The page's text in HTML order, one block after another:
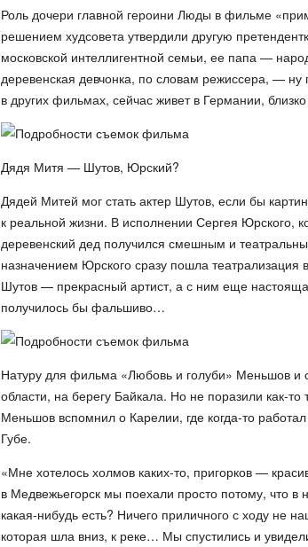
Роль дочери главной героини Люды в фильме
решением худсовета утвердили другую
московской интеллигентной семьи, ее папа —
деревенская девчонка, по словам режиссера, —
в других фильмах, сейчас живет в Германии,
Дядя Митя — Шутов, Юрский?
Дядей Митей мог стать актер Шутов, если бы
к реальной жизни. В исполнении Сергея Юрского,
деревенский дед получился смешным и
назначением Юрского сразу пошла театрализация
Шутов — прекрасный артист, а с ним еще
получилось бы фальшиво…
Натуру для фильма «Любовь и голуби» Меньшов и
области, на берегу Байкала. Но не поразили как-
Меньшов вспомнил о Карелии, где когда-то
Губе.
«Мне хотелось холмов каких-то, пригорков —
в Медвежьегорск мы поехали просто потому, что в
какая-нибудь есть? Ничего приличного с ходу не
которая шла вниз, к реке… Мы спустились и